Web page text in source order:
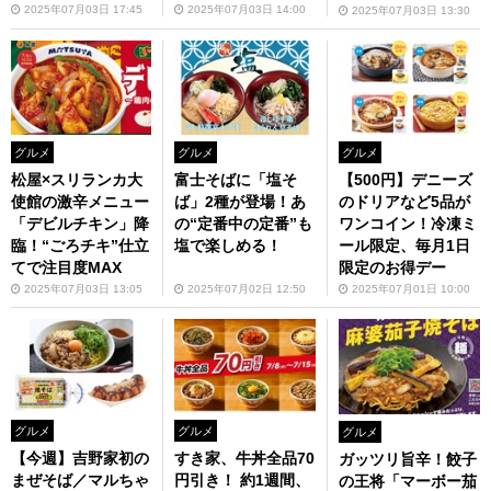
る2025年07月03日 17:45
に！2025年07月03日 14:00
きた2025年07月03日 13:30
グルメ
松屋×スリランカ大
使館の激辛メニュー
「デビルチキン」降
臨！“ごろチキ”仕立
てで注目度MAX
2025年07月03日 13:05
グルメ
富士そばに「塩そ
ば」2種が登場！あ
の“定番中の定番”も
塩で楽しめる！
2025年07月02日 12:50
グルメ
【500円】デニーズ
のドリアなど5品が
ワンコイン！冷凍ミ
ール限定、毎月1日
限定のお得デー
2025年07月01日 10:00
グルメ
【今週】吉野家初の
まぜそば／マルちゃ
グルメ
すき家、牛丼全品70
円引き！ 約1週間、
グルメ
ガッツリ旨辛！餃子
の王将「マーボー茄